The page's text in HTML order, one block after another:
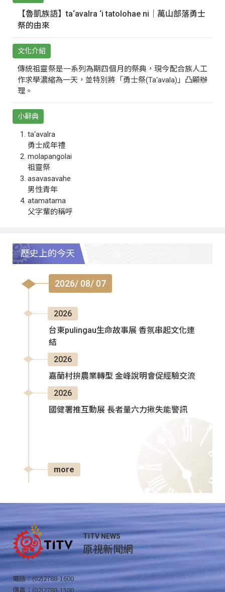
【魯凱族語】ta‘avalra ‘i tatolohae ni｜萬山部落勇士
祭的由來
文化介紹
傳統祖靈祭是一系列為期四個月的祭典，現今配合族人工
作求學濃縮為一天，並特別將「勇士祭(Ta‘avala)」凸顯辦
理。
小辭典
ta‘avalra
勇士成年禮
molapangolai
祖靈祭
asavasavahe
男性青年
atamatama
父字輩的稱呼
歷史上的今天
2026/ 08/ 07
2026
台東pulingau生命故事展 香氛串起文化連
結
2026
嘉蘭村拚農業轉型 金峰說明會促經驗交流
2026
國健署推互動展 長者量六力揪失能警訊
more
TITV NEWS
原視新聞網
電話：(02)2788-1600
傳真：(02)2788-1500